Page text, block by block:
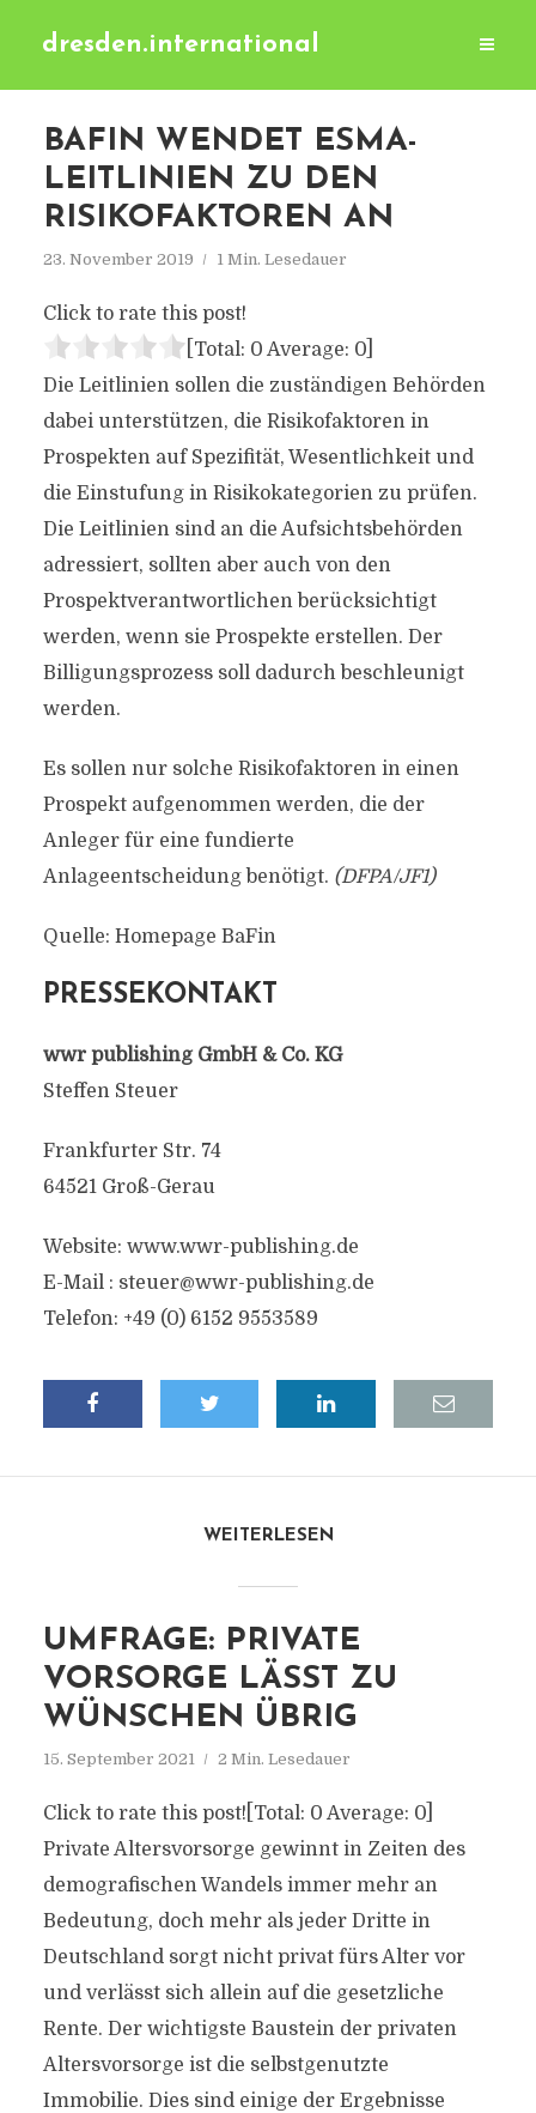
dresden.international
BAFIN WENDET ESMA-
LEITLINIEN ZU DEN
RISIKOFAKTOREN AN
23. November 2019 1 Min. Lesedauer
Click to rate this post!
[Total: 0 Average: 0]
Die Leitlinien sollen die zuständigen Behörden
dabei unterstützen, die Risikofaktoren in
Prospekten auf Spezifität, Wesentlichkeit und
die Einstufung in Risikokategorien zu prüfen.
Die Leitlinien sind an die Aufsichtsbehörden
adressiert, sollten aber auch von den
Prospektverantwortlichen berücksichtigt
werden, wenn sie Prospekte erstellen. Der
Billigungsprozess soll dadurch beschleunigt
werden.
Es sollen nur solche Risikofaktoren in einen
Prospekt aufgenommen werden, die der
Anleger für eine fundierte
Anlageentscheidung benötigt. (DFPA/JF1)
Quelle: Homepage BaFin
PRESSEKONTAKT
wwr publishing GmbH & Co. KG
Steffen Steuer
Frankfurter Str. 74
64521 Groß-Gerau
Website: www.wwr-publishing.de
E-Mail : steuer@wwr-publishing.de
Telefon: +49 (0) 6152 9553589
WEITERLESEN
UMFRAGE: PRIVATE
VORSORGE LÄSST ZU
WÜNSCHEN ÜBRIG
15. September 2021 2 Min. Lesedauer
Click to rate this post![Total: 0 Average: 0]
Private Altersvorsorge gewinnt in Zeiten des
demografischen Wandels immer mehr an
Bedeutung, doch mehr als jeder Dritte in
Deutschland sorgt nicht privat fürs Alter vor
und verlässt sich allein auf die gesetzliche
Rente. Der wichtigste Baustein der privaten
Altersvorsorge ist die selbstgenutzte
Immobilie. Dies sind einige der Ergebnisse